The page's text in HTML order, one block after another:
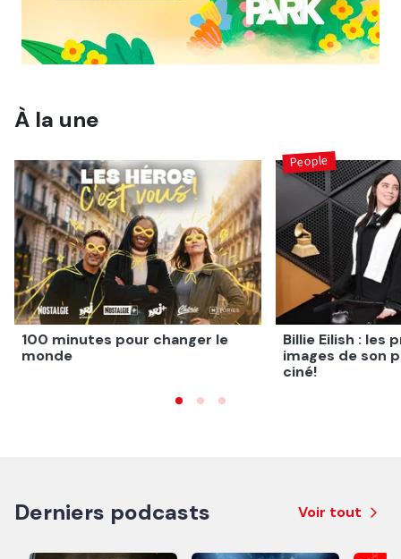
À la une
100 minutes pour changer le
monde
Billie Eilish : les
images de son
ciné!
People
Derniers podcasts Voir tout